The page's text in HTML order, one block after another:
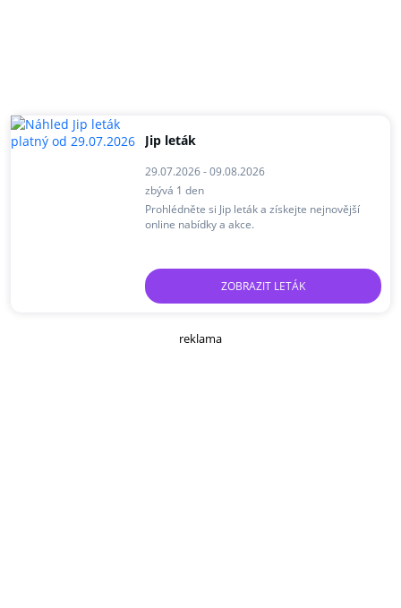
Jip leták
29.07.2026 - 09.08.2026
zbývá 1 den
Prohlédněte si Jip leták a získejte nejnovější
online nabídky a akce.
ZOBRAZIT LETÁK
reklama